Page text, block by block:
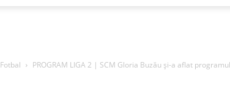
Fotbal PROGRAM LIGA 2 | SCM Gloria Buzău şi-a aflat